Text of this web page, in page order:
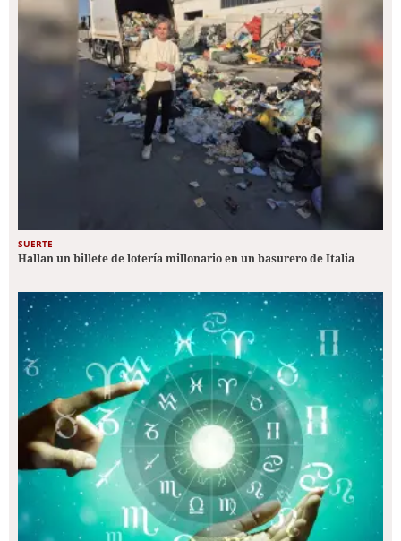
SUERTE
Hallan un billete de lotería millonario en un basurero de Italia